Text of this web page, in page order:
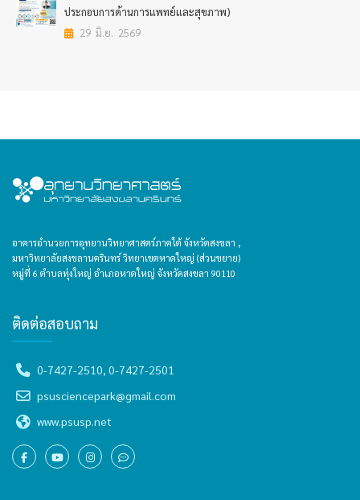
ประกอบการด้านการแพทย์และสุขภาพ)
29 มิ.ย. 2569
อาคารอำนวยการอุทยานวิทยาศาสตร์ภาคใต้ จังหวัดสงขลา ,
มหาวิทยาลัยสงขลานครินทร์ วิทยาเขตหาดใหญ่ (ส่วนขยาย)
หมู่ที่ 6 ตำบลทุ่งใหญ่ อำเภอหาดใหญ่ จังหวัดสงขลา 90110
ติดต่อสอบถาม
0-7427-2510, 0-7427-2501
psusciencepark@gmail.com
www.psusp.net